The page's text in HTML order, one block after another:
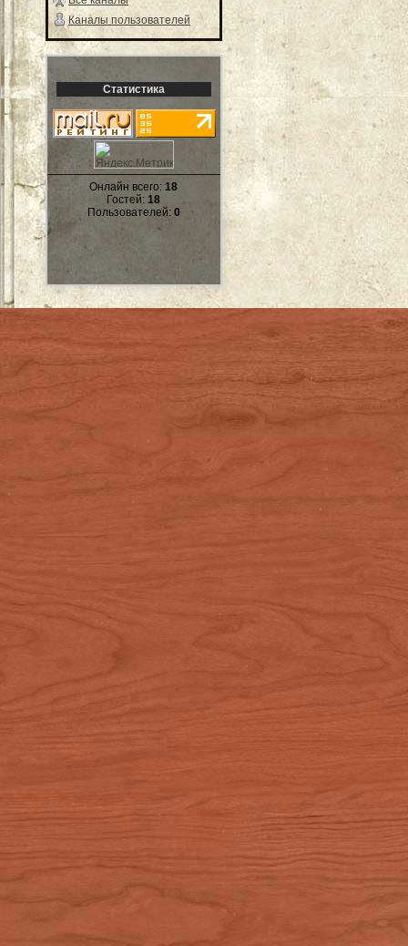
Каналы пользователей
Статистика
Онлайн всего:18
Гостей:18
Пользователей: 0